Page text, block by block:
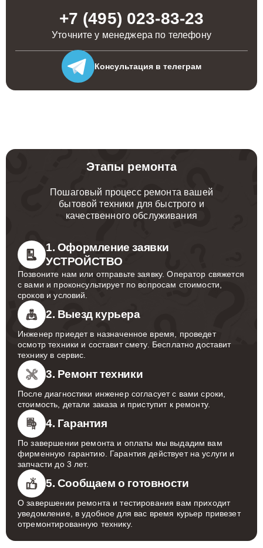
+7 (495) 023-83-23
Уточните у менеджера по телефону
Консультация в телеграм
Этапы ремонта
Пошаговый процесс ремонта вашей
бытовой техники для быстрого и
качественного обслуживания
1. Оформление заявки
УСТРОЙСТВО
Позвоните нам или отправьте заявку. Оператор свяжется
с вами и проконсультирует по вопросам стоимости,
сроков и условий.
2. Выезд курьера
Инженер приедет в назначенное время, проведет
осмотр техники и составит смету. Бесплатно доставит
технику в сервис.
3. Ремонт техники
После диагностики инженер согласует с вами сроки,
стоимость, детали заказа и приступит к ремонту.
4. Гарантия
По завершении ремонта и оплаты мы выдадим вам
фирменную гарантию. Гарантия действует на услуги и
запчасти до 3 лет.
5. Сообщаем о готовности
О завершении ремонта и тестирования вам приходит
уведомление, в удобное для вас время курьер привезет
отремонтированную технику.